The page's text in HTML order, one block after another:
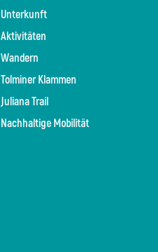
Unterkunft
Aktivitäten
Wandern
Tolminer Klammen
Juliana Trail
Nachhaltige Mobilität